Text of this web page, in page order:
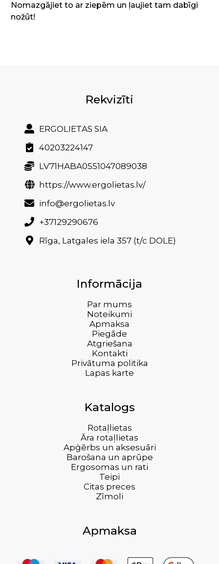
Nomazgājiet to ar ziepēm un ļaujiet tam dabīgi
nožūt!
Rekvizīti
ERGOLIETAS SIA
40203224147
LV71HABA0551047089038
https://www.ergolietas.lv/
info@ergolietas.lv
+37129290676
Rīga, Latgales iela 357 (t/c DOLE)
Informācija
Par mums
Noteikumi
Apmaksa
Piegāde
Atgriešana
Kontakti
Privātuma politika
Lapas karte
Katalogs
Rotaļlietas
Āra rotaļlietas
Apģērbs un aksesuāri
Barošana un aprūpe
Ergosomas un rati
Teipi
Citas preces
Zīmoli
Apmaksa